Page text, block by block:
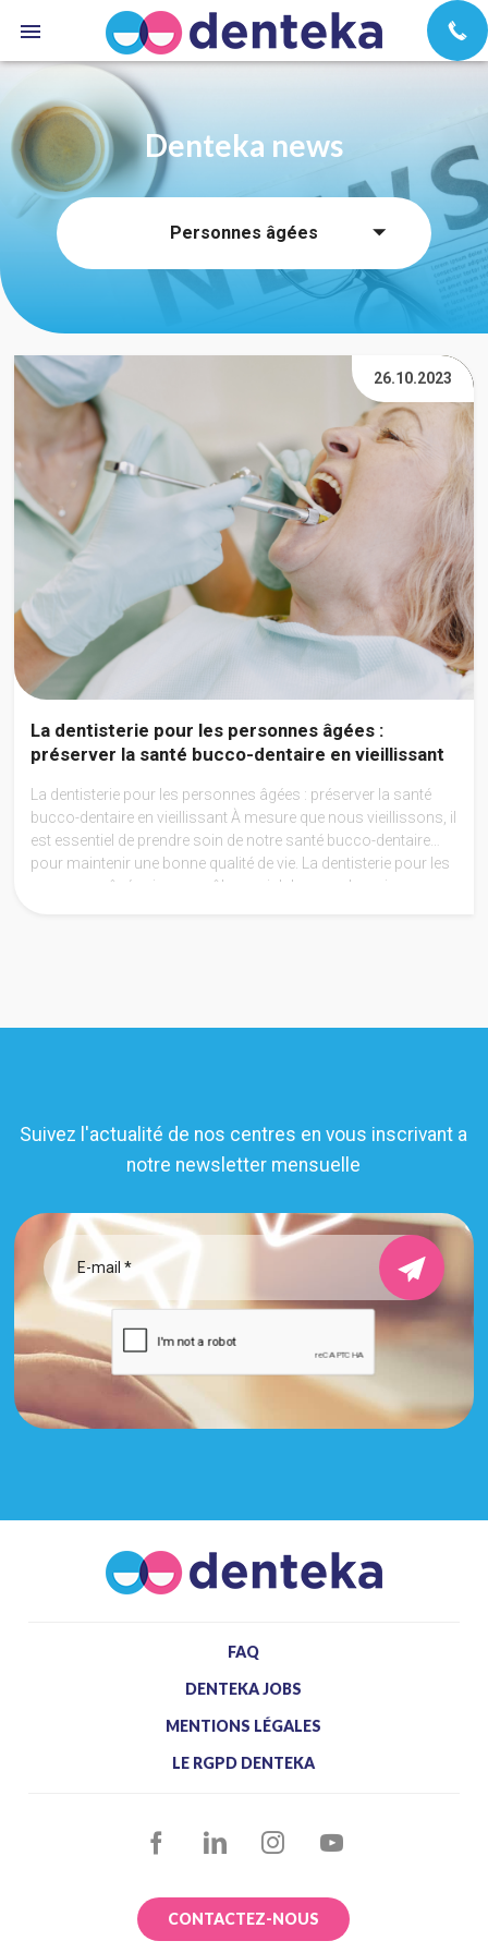
Denteka news
Personnes âgées
26.10.2023
La dentisterie pour les personnes âgées :
préserver la santé bucco-dentaire en vieillissant
La dentisterie pour les personnes âgées : préserver la santé
bucco-dentaire en vieillissant À mesure que nous vieillissons, il
est essentiel de prendre soin de notre santé bucco-dentaire
pour maintenir une bonne qualité de vie. La dentisterie pour les
personnes âgées joue un rôle crucial dans ce domaine en
Suivez l'actualité de nos centres en vous inscrivant a
notre newsletter mensuelle
FAQ
DENTEKA JOBS
MENTIONS LÉGALES
LE RGPD DENTEKA
FACEBOOKLINKEDIN INSTAGRAM
CONTACTEZ-NOUS